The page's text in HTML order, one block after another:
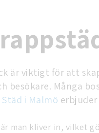
är viktigt för att
besökare. Många
i Malmö
man kliver in, vilket